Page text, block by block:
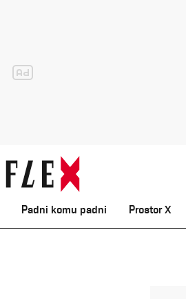
Padni komu padni Prostor X